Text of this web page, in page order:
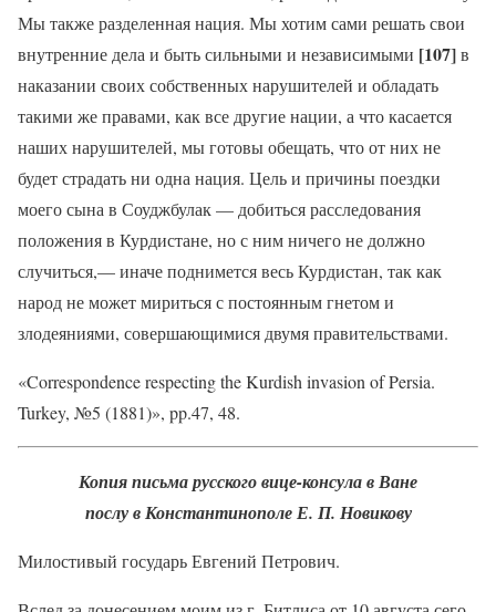
Мы также разделенная нация. Мы хотим сами решать свои
внутренние дела и быть сильными и независимыми [107]в
наказании своих собственных нарушителей и обладать
такими же правами, как все другие нации, а что касается
наших нарушителей, мы готовы обещать, что от них не
будет страдать ни одна нация. Цель и причины поездки
моего сына в Соуджбулак — добиться расследования
положения в Курдистане, но с ним ничего не должно
случиться,— иначе поднимется весь Курдистан, так как
народ не может мириться с постоянным гнетом и
злодеяниями, совершающимися двумя правительствами.
«Correspondence respecting the Kurdish invasion of Persia.
Turkey, №5 (1881)», pp.47, 48.
Копия письма русского вице-консула в Ване
послу в Константинополе Е. П. Новикову
Милостивый государь Евгений Петрович.